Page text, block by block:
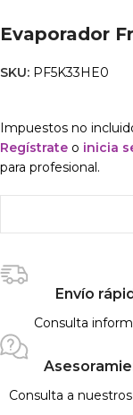
Evaporador
SKU: PF5K33HE0
Impuestos no
Regístrate o inicia
para profesional.
Envío
Consulta
Consulta a